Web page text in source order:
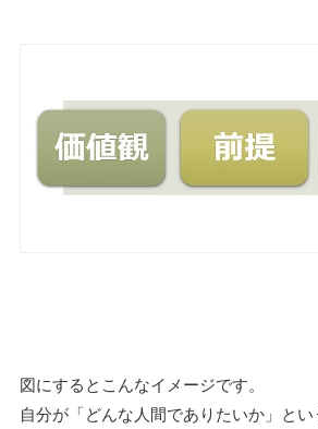
図にするとこんなイメージです。
自分が「どんな人間でありたいか」と